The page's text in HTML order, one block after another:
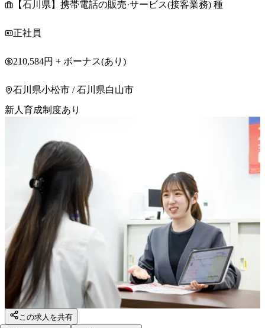
【石川県】携帯電話の販売·サービス(接客業務) 種
正社員
210,584円 + ボーナス(あり)
石川県小松市 / 石川県白山市
新人育成制度あり
この求人を共有